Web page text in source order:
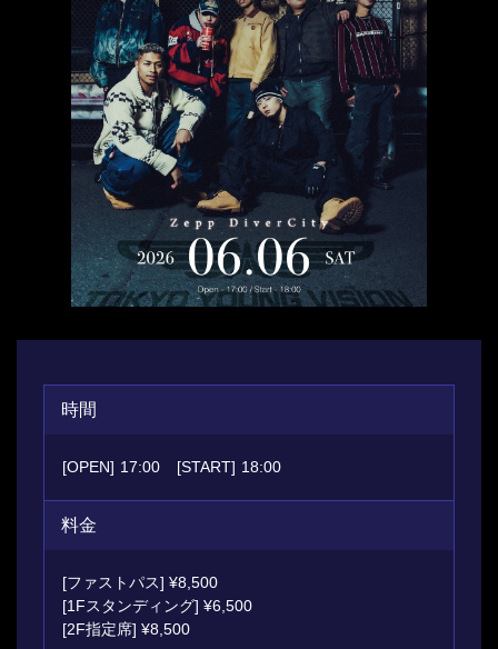
時間
[OPEN] 17:00 [START] 18:00
料金
[ファストパス] ¥8,500
[1Fスタンディング] ¥6,500
[2F指定席] ¥8,500